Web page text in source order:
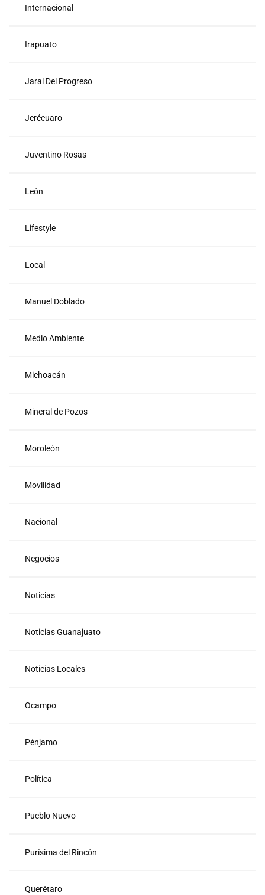
Internacional
Irapuato
Jaral Del Progreso
Jerécuaro
Juventino Rosas
León
Lifestyle
Local
Manuel Doblado
Medio Ambiente
Michoacán
Mineral de Pozos
Moroleón
Movilidad
Nacional
Negocios
Noticias
Noticias Guanajuato
Noticias Locales
Ocampo
Pénjamo
Política
Pueblo Nuevo
Purísima del Rincón
Querétaro